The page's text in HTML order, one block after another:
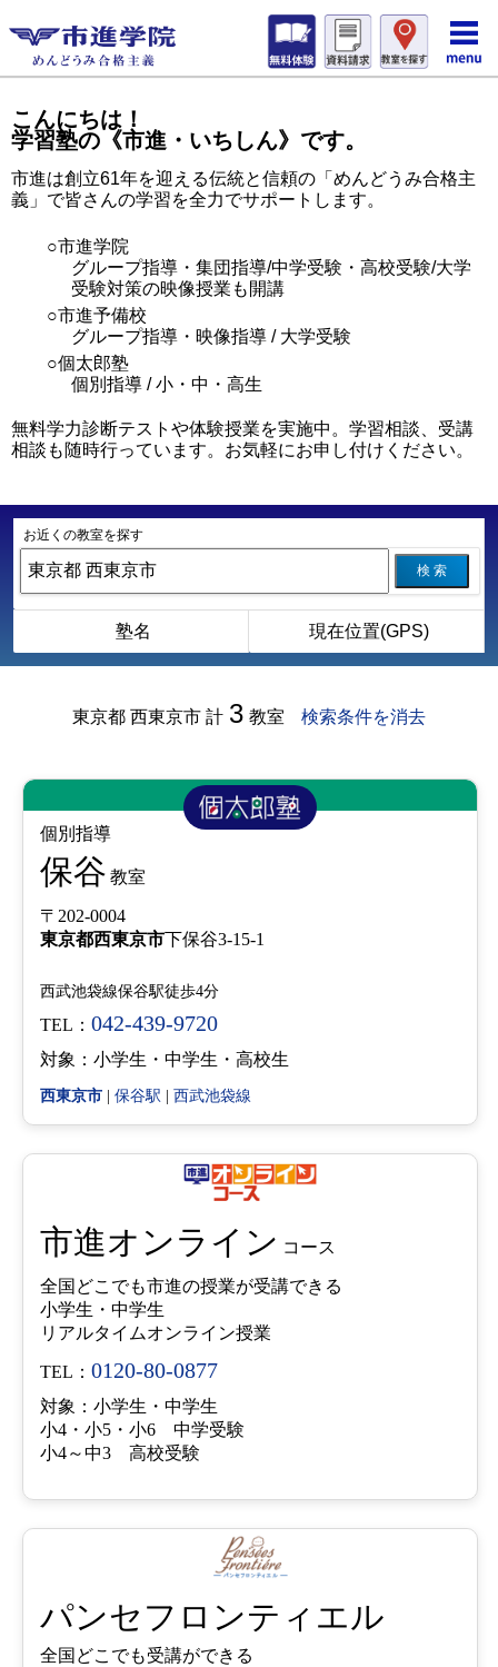
こんにちは！
学習塾の《市進・いちしん》です。
市進は創立61年を迎える伝統と信頼の「めんどうみ合格主
義」で皆さんの学習を全力でサポートします。
○市進学院
グループ指導・集団指導/中学受験・高校受験/大学
受験対策の映像授業も開講
○市進予備校
グループ指導・映像指導 / 大学受験
○個太郎塾
個別指導 / 小・中・高生
無料学力診断テストや体験授業を実施中。学習相談、受講
相談も随時行っています。お気軽にお申し付けください。
お近くの教室を探す
検 索
塾名 現在位置(GPS)
東京都 西東京市 計 3 教室 検索条件を消去
個別指導
保谷 教室
〒202-0004
東京都西東京市下保谷3-15-1
西武池袋線保谷駅徒歩4分
TEL： 042-439-9720
対象：小学生・中学生・高校生
西東京市 保谷駅 西武池袋線
市進オンライン コース
全国どこでも市進の授業が受講できる
小学生・中学生
リアルタイムオンライン授業
TEL： 0120-80-0877
対象：小学生・中学生
小4・小5・小6 中学受験
小4～中3 高校受験
パンセフロンティエル
全国どこでも受講ができる